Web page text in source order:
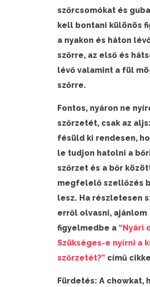
szőrcsomókat és
kell bontani különös
a nyakon és háton
szőrre, az első és
lévő valamint a fül
szőrre.
Fontos, nyáron ne
szőrzetét, csak az
fésüld ki rendesen,
le tudjon hatolni a
szőrzet és a bőr
megfelelő szellőzés
lesz. Ha részletesen
erről olvasni, ajánlom
figyelmedbe a “Nyári
Szükséges-e nyírni a
szőrzetét?” című
Fürdetés: A chowkat,